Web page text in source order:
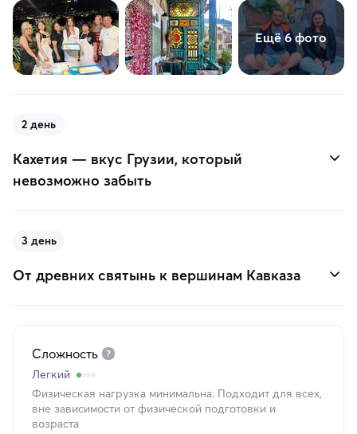
Ещё 6 фото
2 день
Кахетия — вкус Грузии, который
невозможно забыть
3 день
От древних святынь к вершинам Кавказа
Сложность
Легкий
Физическая нагрузка минимальна. Подходит для всех,
вне зависимости от физической подготовки и
возраста